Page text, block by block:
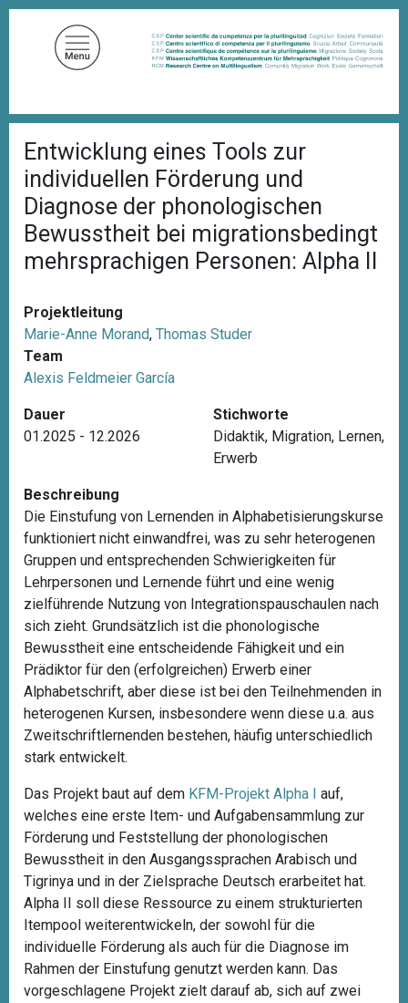
D
f
a
d
a
v
i
g
i
o
n
Entwicklung eines Tools zur
individuellen Förderung und
Diagnose der phonologischen
Bewusstheit bei migrationsbedingt
mehrsprachigen Personen: Alpha II
Projektleitung
Marie-Anne Morand, Thomas Studer
Team
Alexis Feldmeier García
Dauer
01.2025 - 12.2026
Stichworte
Didaktik, Migration, Lernen,
Erwerb
Beschreibung
Die Einstufung von Lernenden in Alphabetisierungskurse
funktioniert nicht einwandfrei, was zu sehr heterogenen
Gruppen und entsprechenden Schwierigkeiten für
Lehrpersonen und Lernende führt und eine wenig
zielführende Nutzung von Integrationspauschaulen nach
sich zieht. Grundsätzlich ist die phonologische
Bewusstheit eine entscheidende Fähigkeit und ein
Prädiktor für den (erfolgreichen) Erwerb einer
Alphabetschrift, aber diese ist bei den Teilnehmenden in
heterogenen Kursen, insbesondere wenn diese u.a. aus
Zweitschriftlernenden bestehen, häufig unterschiedlich
stark entwickelt.
Das Projekt baut auf dem KFM-Projekt Alpha I
auf,
welches eine erste Item- und Aufgabensammlung zur
Förderung und Feststellung der phonologischen
Bewusstheit in den Ausgangssprachen Arabisch und
Tigrinya und in der Zielsprache Deutsch erarbeitet hat.
Alpha II soll diese Ressource zu einem strukturierten
Itempool weiterentwickeln, der sowohl für die
individuelle Förderung als auch für die Diagnose im
Rahmen der Einstufung genutzt werden kann. Das
vorgeschlagene Projekt zielt darauf ab, sich auf zwei